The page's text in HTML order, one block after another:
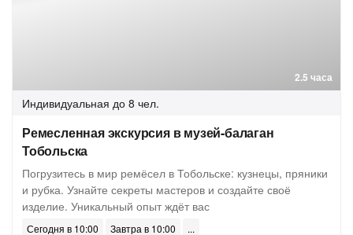
2.5 часа
Индивидуальная до 8 чел.
Ремесленная экскурсия в музей-балаган
Тобольска
Погрузитесь в мир ремёсел в Тобольске: кузнецы, пряники
и рубка. Узнайте секреты мастеров и создайте своё
изделие. Уникальный опыт ждёт вас
Сегодня в 10:00
Завтра в 10:00